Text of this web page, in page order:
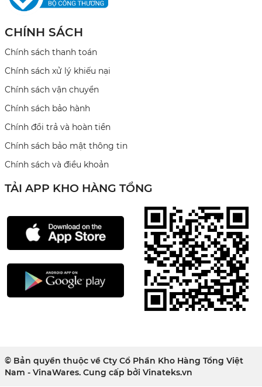
CHÍNH SÁCH
Chính sách thanh toán
Chính sách xử lý khiếu nại
Chính sách vận chuyển
Chính sách bảo hành
Chính đổi trả và hoàn tiền
Chính sách bảo mật thông tin
Chính sách và điều khoản
TẢI APP KHO HÀNG TỔNG
© Bản quyền thuộc về Cty Cổ Phần Kho Hàng Tổng Việt
Nam - VinaWares. Cung cấp bởi Vinateks.vn